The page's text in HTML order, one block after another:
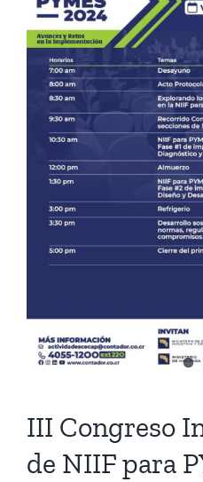
Image
III Congreso
de NIIF para